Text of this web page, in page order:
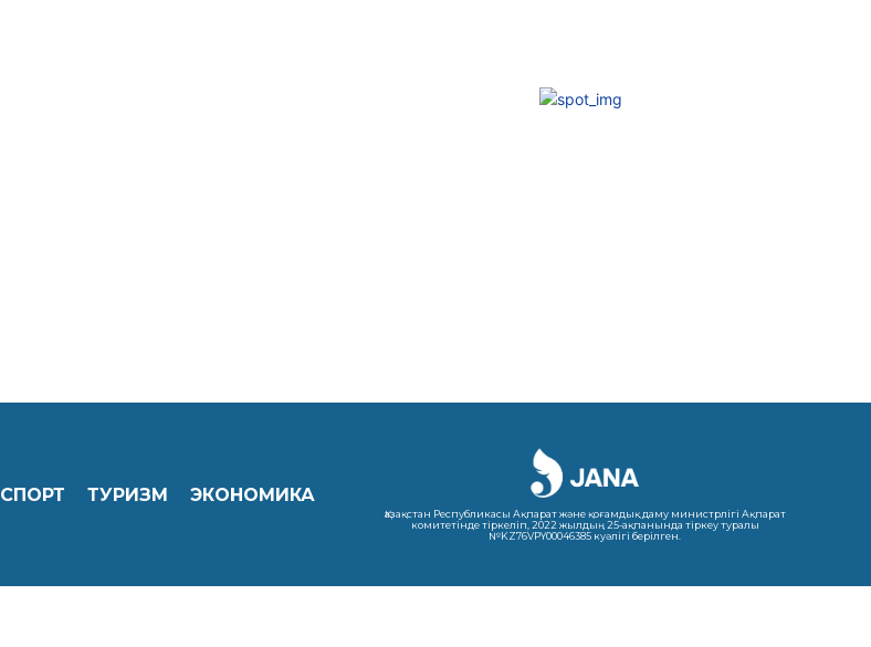
СПОРТ ТУРИЗМ ЭКОНОМИКА
Қазақстан Республикасы Ақпарат және қоғамдық даму министрлігі Ақпарат
комитетінде тіркеліп, 2022 жылдың 25-ақпанында тіркеу туралы
№KZ76VPY00046385 куәлігі берілген.